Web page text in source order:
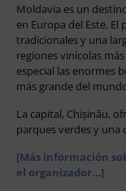
Moldavia es un
en Europa del Este. El
tradicionales y una
regiones vinícolas
especial las enormes
más grande del
La capital, Chișinău,
parques verdes y una
[Más información
el organizador…]